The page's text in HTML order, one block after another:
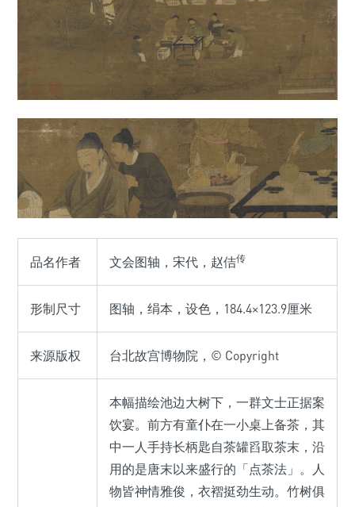
品名作者 文会图轴，宋代，赵佶传
形制尺寸 图轴，绢本，设色，184.4×123.9厘米
来源版权 台北故宫博物院，© Copyright
本幅描绘池边大树下，一群文士正据案
饮宴。前方有童仆在一小桌上备茶，其
中一人手持长柄匙自茶罐舀取茶末，沿
用的是唐末以来盛行的「点茶法」。人
物皆神情雅俊，衣褶挺劲生动。竹树俱